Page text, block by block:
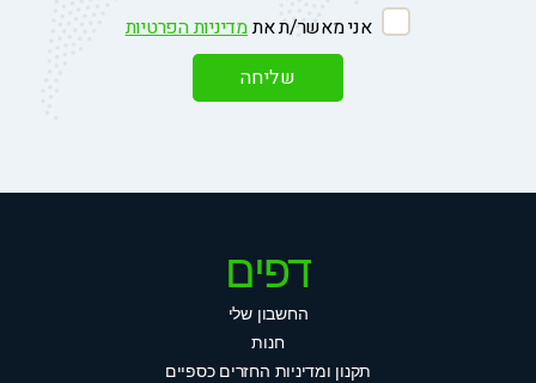
אני מאשר/ת אתמדיניות הפרטיות
דפים
החשבון שלי
חנות
תקנון ומדיניות החזרים כספיים